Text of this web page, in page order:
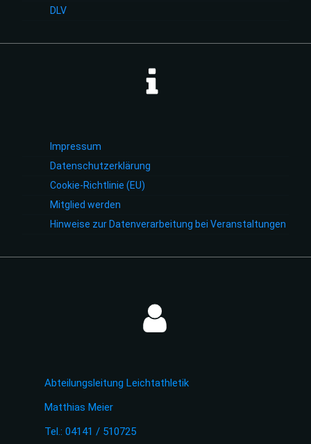
DLV
Impressum
Datenschutzerklärung
Cookie-Richtlinie (EU)
Mitglied werden
Hinweise zur Datenverarbeitung bei Veranstaltungen
Abteilungsleitung Leichtathletik
Matthias Meier
Tel.: 04141 / 510725